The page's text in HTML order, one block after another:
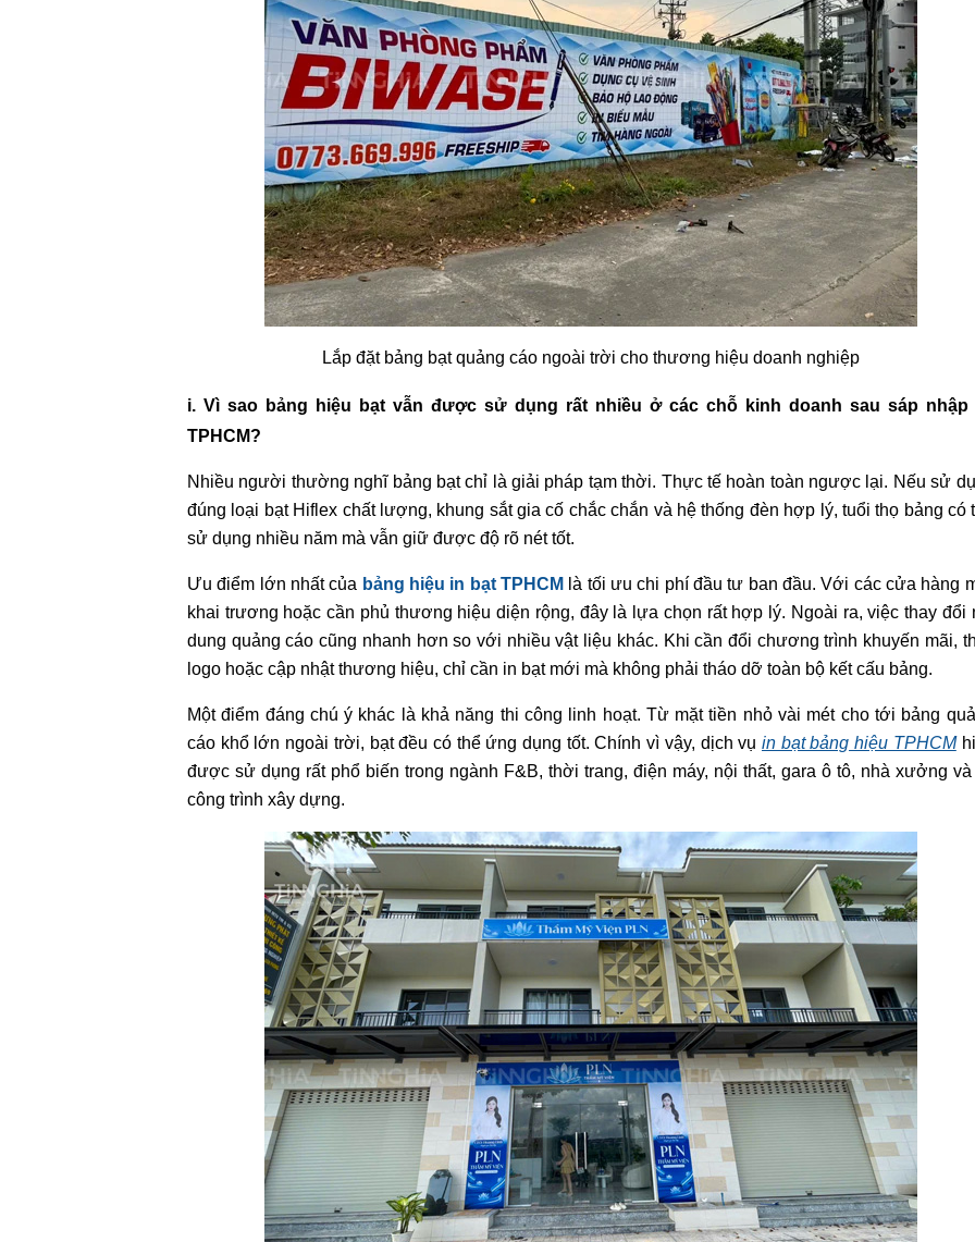
Lắp đặt bảng bạt quảng cáo ngoài trời cho thương hiệu doanh nghiệp
i. Vì sao bảng hiệu bạt vẫn được sử dụng rất nhiều ở các chỗ kinh doanh sau sáp nhập
TPHCM?
Nhiều người thường nghĩ bảng bạt chỉ là giải pháp tạm thời. Thực tế hoàn toàn ngược lại. Nếu sử
đúng loại bạt Hiflex chất lượng, khung sắt gia cố chắc chắn và hệ thống đèn hợp lý, tuổi thọ bảng có
sử dụng nhiều năm mà vẫn giữ được độ rõ nét tốt.
Ưu điểm lớn nhất của bảng hiệu in bạt TPHCM là tối ưu chi phí đầu tư ban đầu. Với các cửa hàng
khai trương hoặc cần phủ thương hiệu diện rộng, đây là lựa chọn rất hợp lý. Ngoài ra, việc thay đổi
dung quảng cáo cũng nhanh hơn so với nhiều vật liệu khác. Khi cần đổi chương trình khuyến mãi,
logo hoặc cập nhật thương hiệu, chỉ cần in bạt mới mà không phải tháo dỡ toàn bộ kết cấu bảng.
Một điểm đáng chú ý khác là khả năng thi công linh hoạt. Từ mặt tiền nhỏ vài mét cho tới bảng
cáo khổ lớn ngoài trời, bạt đều có thể ứng dụng tốt. Chính vì vậy, dịch vụ in bạt bảng hiệu TPHCM
được sử dụng rất phổ biến trong ngành F&B, thời trang, điện máy, nội thất, gara ô tô, nhà xưởng và
công trình xây dựng.